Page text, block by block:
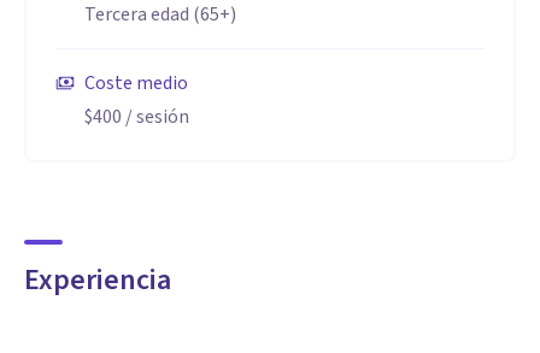
Tercera edad (65+)
Coste medio
$400 / sesión
Experiencia